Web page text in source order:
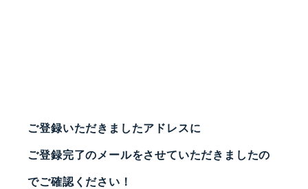
ご登録いただきましたアドレスに
ご登録完了のメールをさせていただきましたの
でご確認ください！